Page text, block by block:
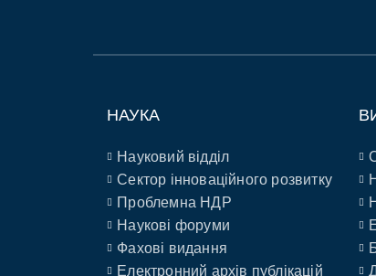
НАУКА
Науковий відділ
Сектор інноваційного розвитку
Проблемна НДР
Наукові форуми
Фахові видання
Електронний архів публікацій